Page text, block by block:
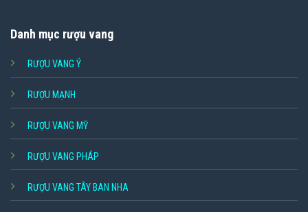
Danh mục rượu vang
RƯỢU VANG Ý
RƯỢU MẠNH
RƯỢU VANG MỸ
RƯỢU VANG PHÁP
RƯỢU VANG TÂY BAN NHA